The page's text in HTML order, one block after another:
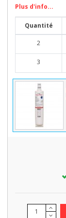
Plus d'info...
Quantité
2
3